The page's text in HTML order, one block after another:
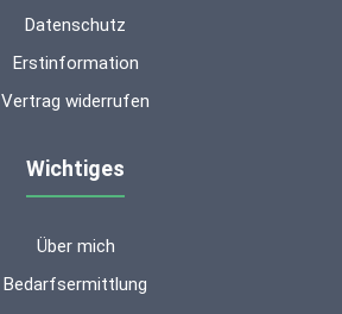
Datenschutz
Erstinformation
Vertrag widerrufen
Wichtiges
Über mich
Bedarfsermittlungms-finanzen GmbH